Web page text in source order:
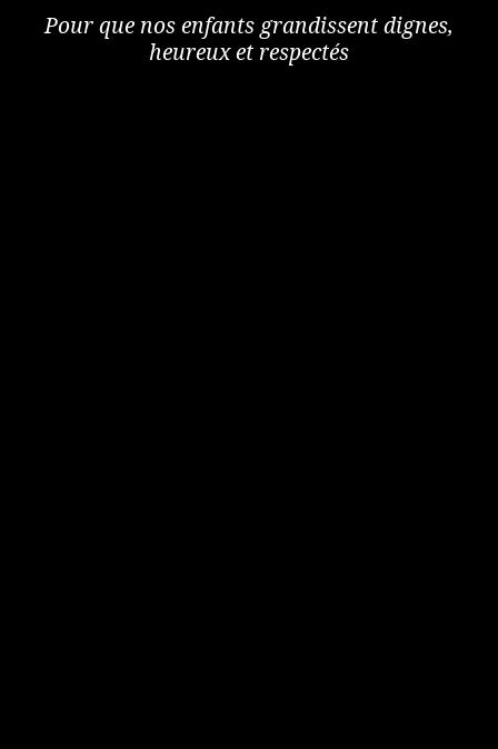
Pour que nos enfants grandissent dignes,
heureux et respectés